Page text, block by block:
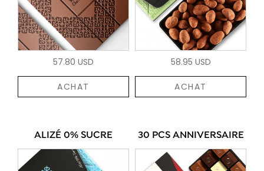
57.80 USD
ACHAT
58.95 USD
ACHAT
ALIZÉ 0% SUCRE 30 PCS ANNIVERSAIRE